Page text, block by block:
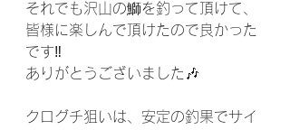
それでも沢山の鰤を釣って頂けて、
皆様に楽しんで頂けたので良かった
です‼️
ありがとうございました🎶
クログチ狙いは、安定の釣果でサイ